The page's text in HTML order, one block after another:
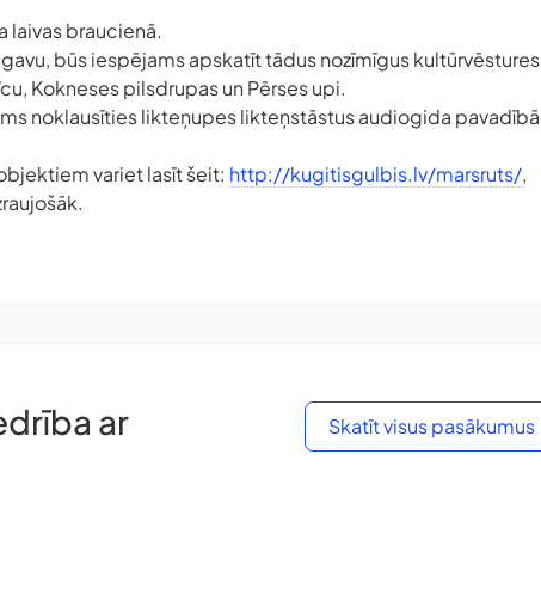
laivas braucienā.
būs iespējams apskatīt tādus nozīmīgus kultūrvēstures
Kokneses pilsdrupas un Pērses upi.
noklausīties likteņupes likteņstāstus audiogida pavadībā
variet lasīt šeit: http://kugitisgulbis.lv/marsruts/,
ar
Skatīt visus pasākumus